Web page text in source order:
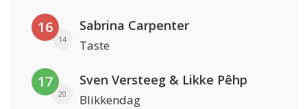
16
14
Sabrina Carpenter
Taste
17
20
Sven Versteeg & Likke Pêhp
Blikkendag